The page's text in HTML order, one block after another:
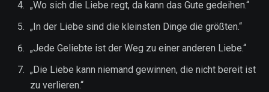
„Wo sich die Liebe regt, da kann das Gute gedeihen.“
„In der Liebe sind die kleinsten Dinge die größten.“
„Jede Geliebte ist der Weg zu einer anderen Liebe.“
„Die Liebe kann niemand gewinnen, die nicht bereit ist
zu verlieren.“